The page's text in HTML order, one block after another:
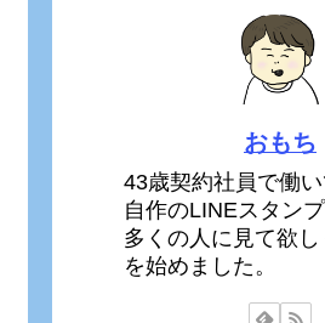
おもち
43歳契約社員で働い
自作のLINEスタン
多くの人に見て欲
を始めました。